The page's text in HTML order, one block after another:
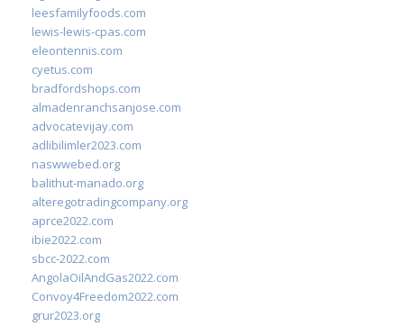
leesfamilyfoods.com
lewis-lewis-cpas.com
eleontennis.com
cyetus.com
bradfordshops.com
almadenranchsanjose.com
advocatevijay.com
adlibilimler2023.com
naswwebed.org
balithut-manado.org
alteregotradingcompany.org
aprce2022.com
ibie2022.com
sbcc-2022.com
AngolaOilAndGas2022.com
Convoy4Freedom2022.com
grur2023.org